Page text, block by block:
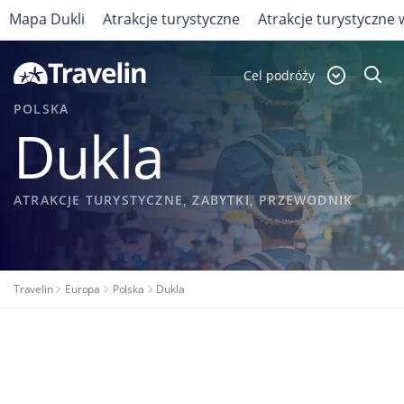
Cel podróży
POLSKA
Dukla
ATRAKCJE TURYSTYCZNE, ZABYTKI, PRZEWODNIK
Travelin Europa Polska Dukla
Mapa Dukli Atrakcje turystyczne Atrakcje turystyczne